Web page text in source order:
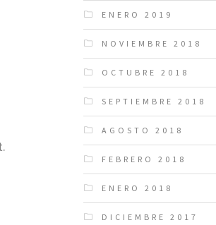
ENERO 2019
NOVIEMBRE 2018
OCTUBRE 2018
SEPTIEMBRE 2018
AGOSTO 2018
FEBRERO 2018
ENERO 2018
DICIEMBRE 2017